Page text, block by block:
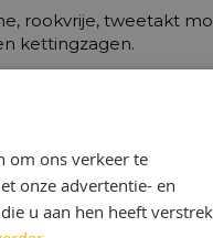
rookvrije, tweetakt
kettingzagen.
om ons verkeer te
onze advertentie- en
u aan hen heeft